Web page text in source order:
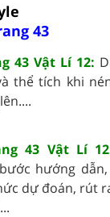
43
43 Vật Lí 12:
thể tích khi
43 Vật Lí
hướng
dự đoán, rút